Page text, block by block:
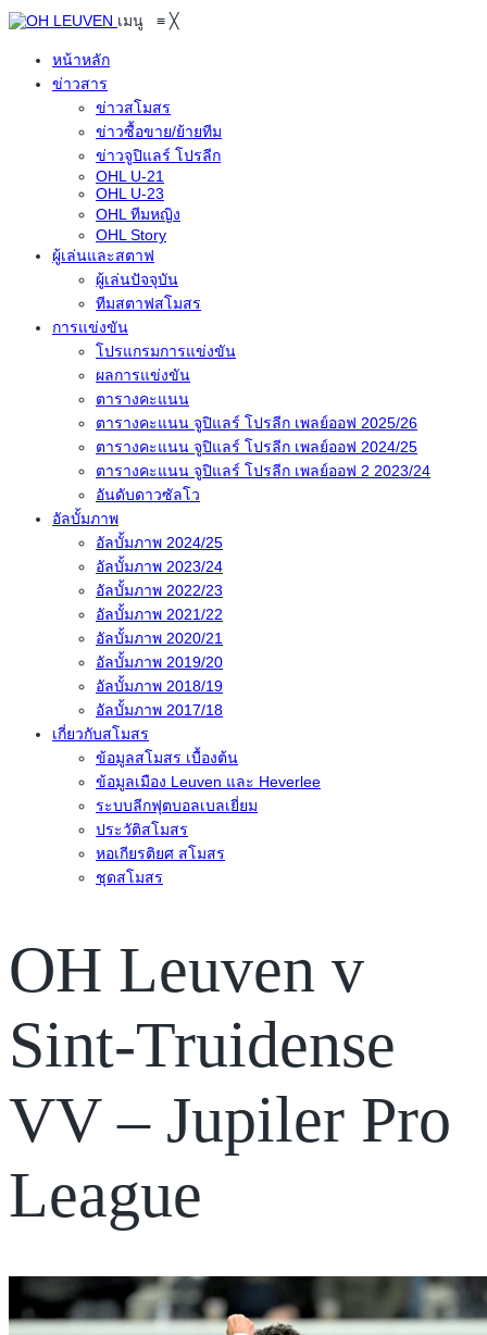
เมนู ≡ ╳
หน้าหลัก
ข่าวสาร
ข่าวสโมสร
ข่าวซื้อขาย/ย้ายทีม
ข่าวจูปิแลร์ โปรลีก
OHL U-21
OHL U-23
OHL ทีมหญิง
OHL Story
ผู้เล่นและสตาฟ
ผู้เล่นปัจจุบัน
ทีมสตาฟสโมสร
การแข่งขัน
โปรแกรมการแข่งขัน
ผลการแข่งขัน
ตารางคะแนน
ตารางคะแนน จูปิแลร์ โปรลีก เพลย์ออฟ 2025/26
ตารางคะแนน จูปิแลร์ โปรลีก เพลย์ออฟ 2024/25
ตารางคะแนน จูปิแลร์ โปรลีก เพลย์ออฟ 2 2023/24
อันดับดาวซัลโว
อัลบั้มภาพ
อัลบั้มภาพ 2024/25
อัลบั้มภาพ 2023/24
อัลบั้มภาพ 2022/23
อัลบั้มภาพ 2021/22
อัลบั้มภาพ 2020/21
อัลบั้มภาพ 2019/20
อัลบั้มภาพ 2018/19
อัลบั้มภาพ 2017/18
เกี่ยวกับสโมสร
ข้อมูลสโมสร เบื้องต้น
ข้อมูลเมือง Leuven และ Heverlee
ระบบลีกฟุตบอลเบลเยี่ยม
ประวัติสโมสร
หอเกียรติยศ สโมสร
ชุดสโมสร
OH Leuven v
Sint-Truidense
VV – Jupiler Pro
League